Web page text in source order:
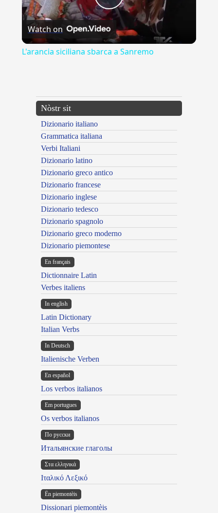
Play
Video
Watch on
L'arancia siciliana sbarca a Sanremo
Nòstr sit
Dizionario italiano
Grammatica italiana
Verbi Italiani
Dizionario latino
Dizionario greco antico
Dizionario francese
Dizionario inglese
Dizionario tedesco
Dizionario spagnolo
Dizionario greco moderno
Dizionario piemontese
En français
Dictionnaire Latin
Verbes italiens
In english
Latin Dictionary
Italian Verbs
In Deutsch
Italienische Verben
En español
Los verbos italianos
Em portugues
Os verbos italianos
По русски
Итальянские глаголы
Στα ελληνικά
Ιταλικό Λεξικό
Ën piemontèis
Dissionari piemontèis